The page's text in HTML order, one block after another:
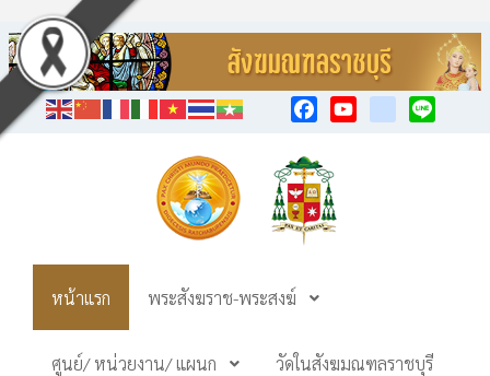
หน้าแรก พระสังฆราช-พระสงฆ์
ศูนย์/ หน่วยงาน/ แผนก วัดในสังฆมณฑลราชบุรี